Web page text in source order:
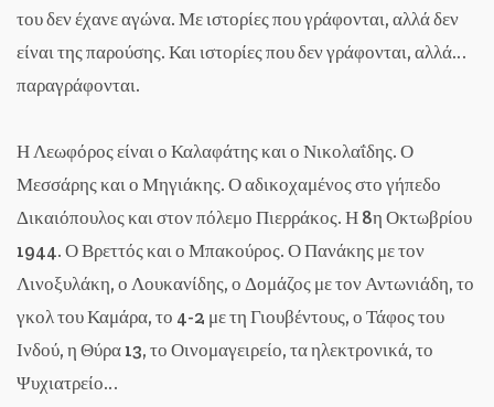
του δεν έχανε αγώνα. Με ιστορίες που γράφονται, αλλά δεν
είναι της παρούσης. Και ιστορίες που δεν γράφονται, αλλά…
παραγράφονται.
Η Λεωφόρος είναι ο Καλαφάτης και ο Νικολαΐδης. Ο
Μεσσάρης και ο Μηγιάκης. Ο αδικοχαμένος στο γήπεδο
Δικαιόπουλος και στον πόλεμο Πιερράκος. Η 8η Οκτωβρίου
1944. Ο Βρεττός και ο Μπακούρος. Ο Πανάκης με τον
Λινοξυλάκη, ο Λουκανίδης, ο Δομάζος με τον Αντωνιάδη, το
γκολ του Καμάρα, το 4-2 με τη Γιουβέντους, ο Τάφος του
Ινδού, η Θύρα 13, το Οινομαγειρείο, τα ηλεκτρονικά, το
Ψυχιατρείο…